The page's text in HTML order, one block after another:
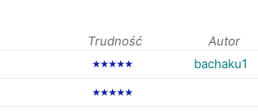
Trudność Autor
★★★★★ bachaku1
★★★★★